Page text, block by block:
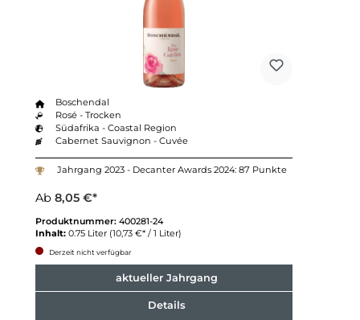
Boschendal
Rosé - Trocken
Südafrika - Coastal Region
Cabernet Sauvignon - Cuvée
Jahrgang 2023 - Decanter Awards 2024: 87 Punkte
Ab 8,05 €*
Produktnummer: 400281-24
Inhalt: 0.75 Liter (10,73 €* / 1 Liter)
Derzeit nicht verfügbar
aktueller Jahrgang
Details